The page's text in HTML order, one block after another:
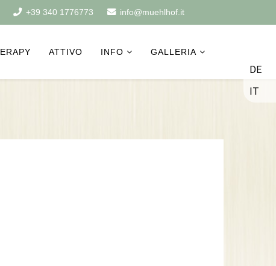
DE
IT
+39 340 1776773 info@muehlhof.it
ATTIVO INFO GALLERIA